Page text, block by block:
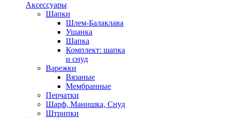
Аксессуары
Шапки
Шлем-Балаклава
Ушанка
Шапка
Комплект: шапка
и снуд
Варежки
Вязаные
Мембранные
Перчатки
Шарф, Манишка, Снуд
Штрипки